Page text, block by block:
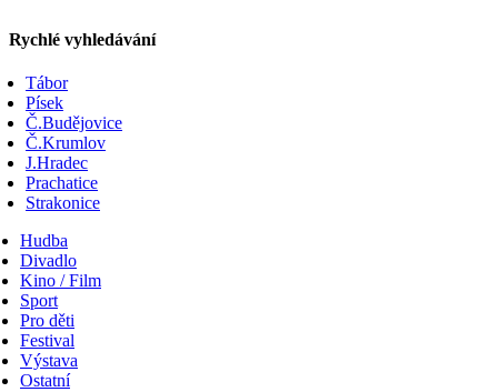
Rychlé vyhledávání
Tábor
Písek
Č.Budějovice
Č.Krumlov
J.Hradec
Prachatice
Strakonice
Hudba
Divadlo
Kino / Film
Sport
Pro děti
Festival
Výstava
Ostatní